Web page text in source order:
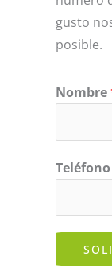
gusto
posible.
Nombre
Teléfono